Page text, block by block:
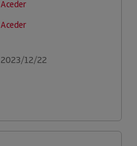
Aceder
Aceder
2023/12/22